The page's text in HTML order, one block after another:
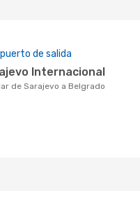
de salida
Internacional
de Sarajevo a Belgrado